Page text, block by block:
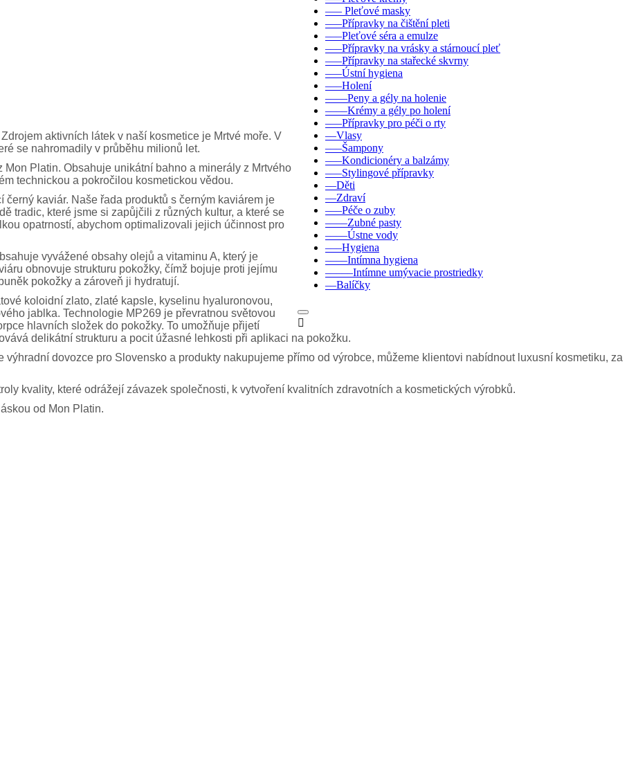
––– Pleťové masky
–––Přípravky na čištění pleti
–––Pleťové séra a emulze
–––Přípravky na vrásky a stárnoucí pleť
–––Přípravky na stařecké skvrny
–––Ústní hygiena
–––Holení
––––Peny a gély na holenie
––––Krémy a gély po holení
–––Přípravky pro péči o rty
––Vlasy
–––Šampony
–––Kondicionéry a balzámy
–––Stylingové přípravky
––Děti
––Zdraví
–––Péče o zuby
––––Zubné pasty
––––Ústne vody
–––Hygiena
––––Intímna hygiena
–––––Intímne umývacie prostriedky
––Balíčky

aktivních látek v naší kosmetice je Mrtvé moře. V
se nahromadily v průběhu milionů let.
Platin. Obsahuje unikátní bahno a minerály z Mrtvého
technickou a pokročilou kosmetickou vědou.
kaviár. Naše řada produktů s černým kaviárem je
tradic, které jsme si zapůjčili z různých kultur, a které se
opatrností, abychom optimalizovali jejich účinnost pro
vyvážené obsahy olejů a vitaminu A, který je
obnovuje strukturu pokožky, čímž bojuje proti jejímu
pokožky a zároveň ji hydratují.
koloidní zlato, zlaté kapsle, kyselinu hyaluronovou,
jablka. Technologie MP269 je převratnou světovou
hlavních složek do pokožky. To umožňuje přijetí
delikátní strukturu a pocit úžasné lehkosti při aplikaci na pokožku.
dovozce pro Slovensko a produkty nakupujeme přímo od výrobce, můžeme klientovi nabídnout luxusní kosmetiku, za
kvality, které odrážejí závazek společnosti, k vytvoření kvalitních zdravotních a kosmetických výrobků.
od Mon Platin.